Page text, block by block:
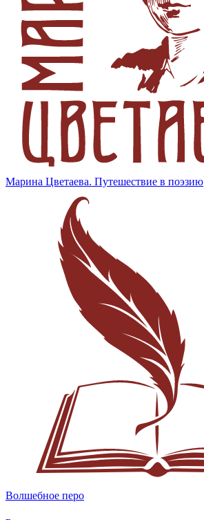
Марина Цветаева. Путешествие в поэзию
Волшебное перо